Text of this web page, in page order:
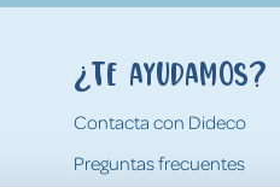
¿Te ayudamos?
Contacta con Dideco
Preguntas frecuentes